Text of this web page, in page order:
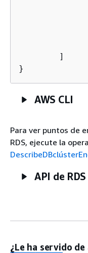
AWS CLI
Para ver puntos de
RDS, ejecute la
API de RDS
¿Le ha servido